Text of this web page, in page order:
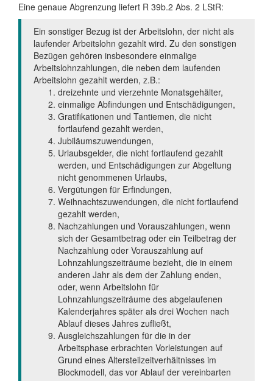
Eine genaue Abgrenzung liefert R 39b.2 Abs. 2 LStR:
Ein sonstiger Bezug ist der Arbeitslohn, der nicht als
laufender Arbeitslohn gezahlt wird. Zu den sonstigen
Bezügen gehören insbesondere einmalige
Arbeitslohnzahlungen, die neben dem laufenden
Arbeitslohn gezahlt werden, z.B.:
dreizehnte und vierzehnte Monatsgehälter,
einmalige Abfindungen und Entschädigungen,
Gratifikationen und Tantiemen, die nicht
fortlaufend gezahlt werden,
Jubiläumszuwendungen,
Urlaubsgelder, die nicht fortlaufend gezahlt
werden, und Entschädigungen zur Abgeltung
nicht genommenen Urlaubs,
Vergütungen für Erfindungen,
Weihnachtszuwendungen, die nicht fortlaufend
gezahlt werden,
Nachzahlungen und Vorauszahlungen, wenn
sich der Gesamtbetrag oder ein Teilbetrag der
Nachzahlung oder Vorauszahlung auf
Lohnzahlungszeiträume bezieht, die in einem
anderen Jahr als dem der Zahlung enden,
oder, wenn Arbeitslohn für
Lohnzahlungszeiträume des abgelaufenen
Kalenderjahres später als drei Wochen nach
Ablauf dieses Jahres zufließt,
Ausgleichszahlungen für die in der
Arbeitsphase erbrachten Vorleistungen auf
Grund eines Altersteilzeitverhältnisses im
Blockmodell, das vor Ablauf der vereinbarten